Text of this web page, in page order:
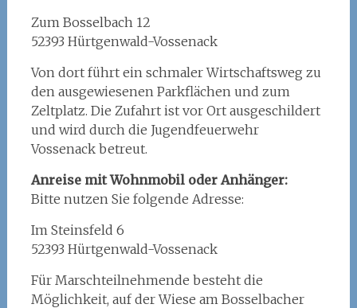
Zum Bosselbach 12
52393 Hürtgenwald-Vossenack
Von dort führt ein schmaler Wirtschaftsweg zu
den ausgewiesenen Parkflächen und zum
Zeltplatz. Die Zufahrt ist vor Ort ausgeschildert
und wird durch die Jugendfeuerwehr
Vossenack betreut.
Anreise mit Wohnmobil oder Anhänger:
Bitte nutzen Sie folgende Adresse:
Im Steinsfeld 6
52393 Hürtgenwald-Vossenack
Für Marschteilnehmende besteht die
Möglichkeit, auf der Wiese am Bosselbacher